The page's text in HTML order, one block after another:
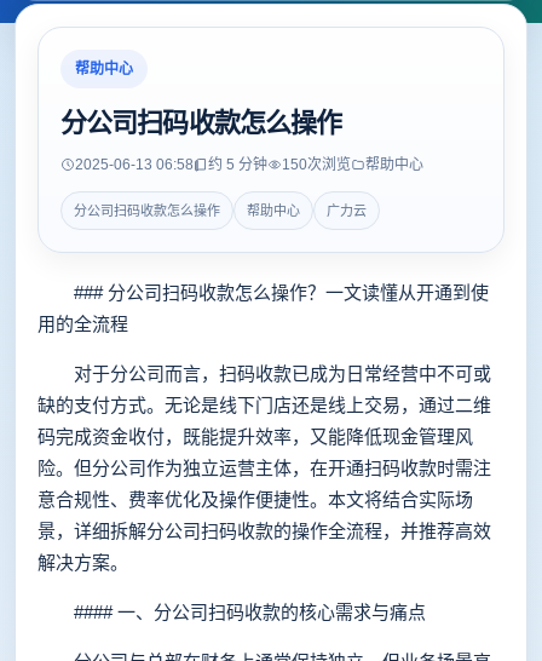
帮助中心
分公司扫码收款怎么操作
2025-06-13 06:58 约 5 分钟 150次浏览 帮助中心
分公司扫码收款怎么操作 帮助中心 广力云
### 分公司扫码收款怎么操作？一文读懂从开通到使
用的全流程
对于分公司而言，扫码收款已成为日常经营中不可或
缺的支付方式。无论是线下门店还是线上交易，通过二维
码完成资金收付，既能提升效率，又能降低现金管理风
险。但分公司作为独立运营主体，在开通扫码收款时需注
意合规性、费率优化及操作便捷性。本文将结合实际场
景，详细拆解分公司扫码收款的操作全流程，并推荐高效
解决方案。
#### 一、分公司扫码收款的核心需求与痛点